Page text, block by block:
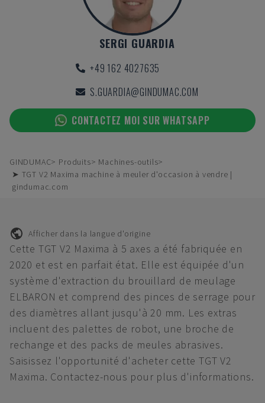
SERGI GUARDIA
+49 162 4027635
S.GUARDIA@GINDUMAC.COM
CONTACTEZ MOI SUR WHATSAPP
GINDUMAC Produits
Machines-outils
➤ TGT V2 Maxima machine à meuler d'occasion à vendre |
gindumac.com
Afficher dans la langue d'origine
Cette TGT V2 Maxima à 5 axes a été fabriquée en
2020 et est en parfait état. Elle est équipée d'un
système d'extraction du brouillard de meulage
ELBARON et comprend des pinces de serrage pour
des diamètres allant jusqu'à 20 mm. Les extras
incluent des palettes de robot, une broche de
rechange et des packs de meules abrasives.
Saisissez l'opportunité d'acheter cette TGT V2
Maxima. Contactez-nous pour plus d'informations.